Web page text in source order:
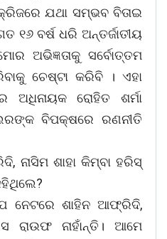
ଯଥା ସମ୍ଭବ ବିତାଇ
୧୬ ବର୍ଷ ଧରି ଅନ୍ତର୍ଜାତୀୟ
ଅଭିଜ୍ଞତାକୁ ସର୍ବୋତ୍ତମ
ଚେଷ୍ଟା କରିବି । ଏହା
ଅଧିନାୟକ ରୋହିତ ଶର୍ମା
ବିପକ୍ଷରେ ରଣନୀତି
ନାସିମ ଶାହା କିମ୍ବା ହରିସ୍
ନେଟରେ ଶାହିନ ଆଫ୍ରିଦି,
ରାଉଫ ନାହାଁନ୍ତି। ଆମେ